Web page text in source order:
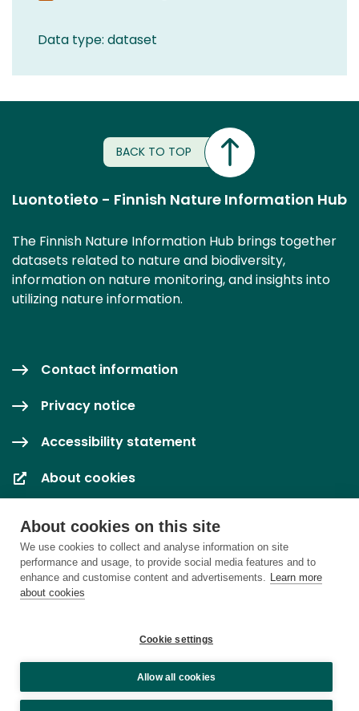
About cookies on this site
We use cookies to collect and analyse information on site
performance and usage, to provide social media features and to
enhance and customise content and advertisements. Learn more
about cookies
Cookie settings
Allow all cookies
Data type: dataset
BACK TO TOP
Luontotieto - Finnish Nature Information Hub
The Finnish Nature Information Hub brings together
datasets related to nature and biodiversity,
information on nature monitoring, and insights into
utilizing nature information.
Contact information
Privacy notice
Accessibility statement
About cookies